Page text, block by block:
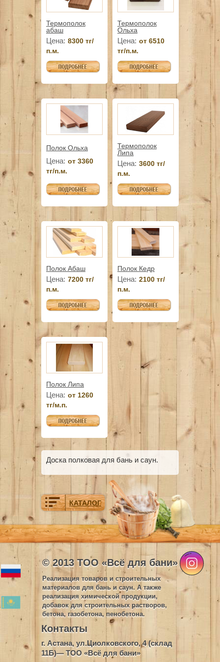
Термополок
абаш
Цена: 8300 тг/
п.м.
Термополок
Ольха
Цена: от 6510
тг/п.м.
Полок Ольха
Цена: от 3360
тг/п.м.
Термополок
Липа
Цена: 3600 тг/
п.м.
Полок Абаш
Цена: 7200 тг/
п.м.
Полок Кедр
Цена: 2100 тг/
п.м.
Полок Липа
Цена: от 1260
тг/м.п.
Доска полковая для бань и саун.
КАТАЛОГ
© 2013 ТОО «Всё для бани»
Реализация товаров и строительных
материалов для бань и саун. А также
реализация химической продукции,
добавок для строительных растворов,
бетона, газобетона, пенобетона.
Контакты
г. Астана, ул.Циолковского, 4 (склад
11Б)— ТОО «Всё для бани»